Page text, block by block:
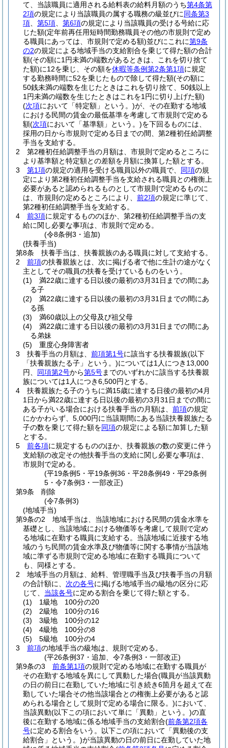
て、当該職員に適用される給料表の給料月額のうち第4条第
2項の規定により当該職員の属する職務の級並びに同条第3
項
第5項 第6項の規定により当該職員の受ける号給に応
じた額(定年前再任用短時間勤務職員その他の市規則で定め
る職員にあっては、市規則で定める額)並びにこれに第9条
の2の規定による地域手当の支給割合を乗じて得た額の合計
額(その額に1円未満の端数があるときは、これを切り捨て
た額)に12を乗じ、その額を休暇等条例第2条第1項に規定
する勤務時間に52を乗じたもので除して得た額(その額に
50銭未満の端数を生じたときはこれを切り捨て、50銭以上
1円未満の端数を生じたときはこれを1円に切り上げた額)
(次項において「特定額」という。)が、その在勤する地域
における民間の賃金の最低基準を考慮して市規則で定める
額(次項において「基準額」という。)を下回るものには、
採用の日から市規則で定める日までの間、第2種初任給調整
手当を支給する。
2
第2種初任給調整手当の月額は、市規則で定めるところに
より基準額と特定額との差額を月額に換算した額とする。
3
第1項の規定の適用を受ける職員以外の職員で、 同項の規
定により第2種初任給調整手当を支給される職員との権衡上
必要があると認められるものとして市規則で定めるものに
は、市規則の定めるところにより、 前2項の規定に準じて、
第2種初任給調整手当を支給する。
4
前3項に規定するもののほか、第2種初任給調整手当の支
給に関し必要な事項は、市規則で定める。
(令8条例3・追加)
(扶養手当)
第8条
扶養手当は、扶養親族のある職員に対して支給する。
2
前項の扶養親族とは、次に掲げる者で他に生計の途がなく
主としてその職員の扶養を受けているものをいう。
(1)
満22歳に達する日以後の最初の3月31日までの間にあ
る子
(2)
満22歳に達する日以後の最初の3月31日までの間にあ
る孫
(3)
満60歳以上の父母及び祖父母
(4)
満22歳に達する日以後の最初の3月31日までの間にあ
る弟妹
(5)
重度心身障害者
3
扶養手当の月額は、 前項第1号に該当する扶養親族(以下
「扶養親族たる子」という。)については1人につき13,000
円、 同項第2号から第5号までのいずれかに該当する扶養親
族については1人につき6,500円とする。
4
扶養親族たる子のうちに満15歳に達する日後の最初の4月
1日から満22歳に達する日以後の最初の3月31日までの間に
ある子がいる場合における扶養手当の月額は、 前項の規定
にかかわらず、5,000円に当該期間にある当該扶養親族たる
子の数を乗じて得た額を同項の規定による額に加算した額
とする。
5
前各項に規定するもののほか、扶養親族の数の変更に伴う
支給額の改定その他扶養手当の支給に関し必要な事項は、
市規則で定める。
(平19条例5・平19条例36・平28条例49・平29条例
5・令7条例3・一部改正)
第9条
削除
(令7条例3)
(地域手当)
第9条の2
地域手当は、当該地域における民間の賃金水準を
基礎とし、当該地域における物価等を考慮して規則で定め
る地域に在勤する職員に支給する。 当該地域に近接する地
域のうち民間の賃金水準及び物価等に関する事情が当該地
域に準ずる市規則で定める地域に在勤する職員について
も、同様とする。
2
地域手当の月額は、給料、管理職手当及び扶養手当の月額
の合計額に、 次の各号に掲げる地域手当の級地の区分に応
じて、 当該各号に定める割合を乗じて得た額とする。
(1)
1級地 100分の20
(2)
2級地 100分の16
(3)
3級地 100分の12
(4)
4級地 100分の8
(5)
5級地 100分の4
3
前項の地域手当の級地は、規則で定める。
(平26条例37・追加、令7条例3・一部改正)
第9条の3
前条第1項の規則で定める地域に在勤する職員が
その在勤する地域を異にして異動した場合(職員が当該異動
の日の前日に在勤していた地域に引き続き6箇月を超えて在
勤していた場合その他当該場合との権衡上必要があると認
められる場合として規則で定める場合に限る。)において、
当該異動(以下この項において単に「異動」という。)の直
後に在勤する地域に係る地域手当の支給割合(前条第2項各
号に定める割合をいう。以下この項において「異動後の支
給割合」という。)が当該異動の日の前日に在勤していた地